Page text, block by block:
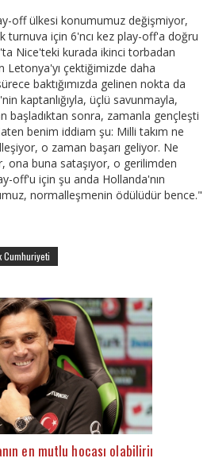
off ülkesi konumumuz değişmiyor,
turnuva için 6'ncı kez play-off'a doğru
Nice'teki kurada ikinci torbadan
Letonya'yı çektiğimizde daha
baktığımızda gelinen nokta da
kaptanlığıyla, üçlü savunmayla,
başladıktan sonra, zamanla gençleşti
benim iddiam şu: Milli takım ne
o zaman başarı geliyor. Ne
ona buna sataşıyor, o gerilimden
off'u için şu anda Hollanda'nın
normalleşmenin ödülüdür bence."
Cumhuriyeti
en mutlu hocası olabilirim"